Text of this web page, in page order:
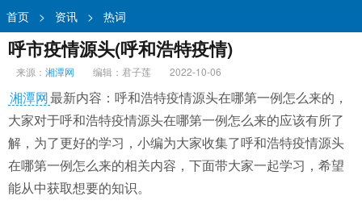
首页 > 资讯 > 热词
呼市疫情源头(呼和浩特疫情)
来源： 湘潭网 编辑：君子莲
2022-10-06
湘潭网 最新内容：呼和浩特疫情源头在哪第一例怎么来的，
大家对于呼和浩特疫情源头在哪第一例怎么来的应该有所了
解，为了更好的学习，小编为大家收集了呼和浩特疫情源头
在哪第一例怎么来的相关内容，下面带大家一起学习，希望
能从中获取想要的知识。